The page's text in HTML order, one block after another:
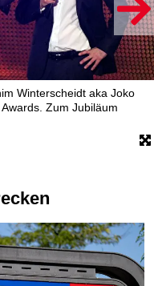
Winterscheidt aka Joko
Zum Jubiläum